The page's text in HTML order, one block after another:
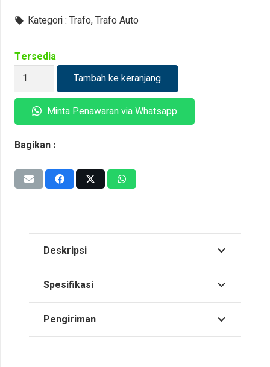
local_offer Kategori :Trafo,Trafo Auto
Tersedia
Kuantitas
Auto
Step
Up
Hexta
45
Tambah ke keranjang
Minta Penawaran via Whatsapp
Bagikan :
Deskripsi
Spesifikasi
Pengiriman